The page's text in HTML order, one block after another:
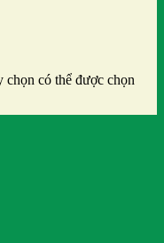
chọn có thể được chọn